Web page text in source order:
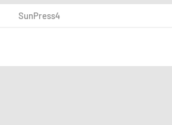
SunPress4